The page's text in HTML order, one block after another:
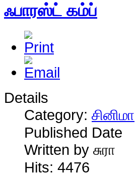
ஃபாரஸ்ட் கம்ப்
Details
Category: சினிமா
Published Date
Written by சுரா
Hits: 4476